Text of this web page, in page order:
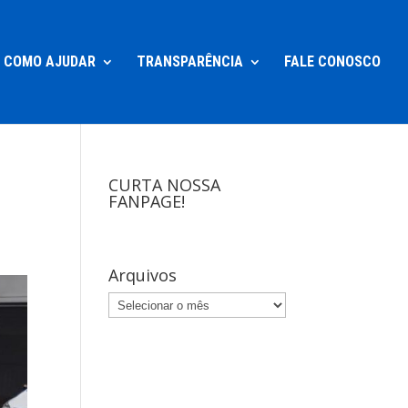
COMO AJUDAR TRANSPARÊNCIA FALE CONOSCO
CURTA NOSSA
FANPAGE!
Arquivos
Arquivos